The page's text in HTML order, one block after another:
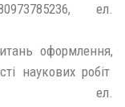
ел.
оформлення,
наукових робіт
ел.